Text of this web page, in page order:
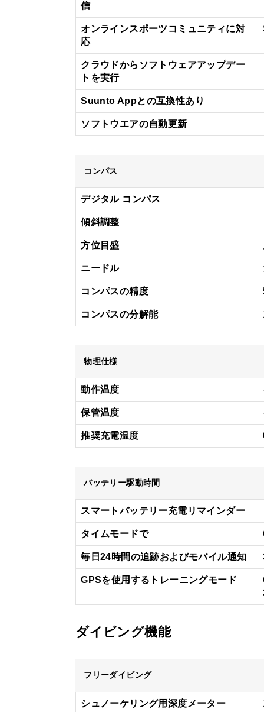
信
オンラインスポーツコミュニティに対
応
クラウドからソフトウェアアップデー
トを実行
Suunto Appとの互換性あり
ソフトウエアの自動更新
コンパス
デジタル コンパス
傾斜調整
方位目盛
ニードル
コンパスの精度
コンパスの分解能
物理仕様
動作温度
保管温度
推奨充電温度
バッテリー駆動時間
スマートバッテリー充電リマインダー
タイムモードで
毎日24時間の追跡およびモバイル通知
GPSを使用するトレーニングモード
ダイビング機能
フリーダイビング
シュノーケリング用深度メーター